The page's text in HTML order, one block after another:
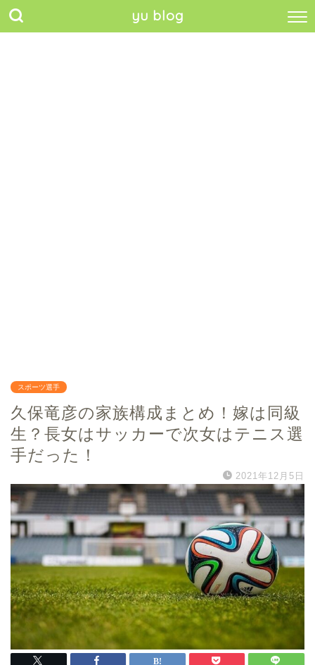
yu blog
スポーツ選手
久保竜彦の家族構成まとめ！嫁は同級
生？長女はサッカーで次女はテニス選
手だった！
2021年12月5日